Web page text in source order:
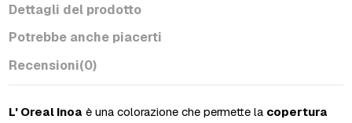
Dettagli del prodotto
Potrebbe anche piacerti
Recensioni(0)
L' Oreal Inoa è una colorazione che permette la copertura